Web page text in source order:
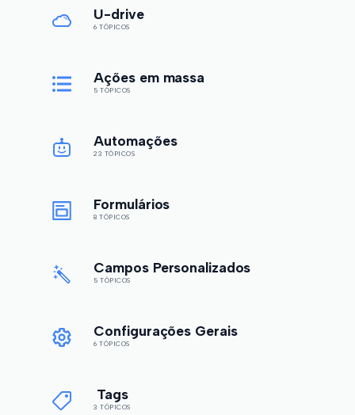
U-drive
6 TÓPICOS
Ações em massa
5 TÓPICOS
Automações
23 TÓPICOS
Formulários
8 TÓPICOS
Campos Personalizados
5 TÓPICOS
Configurações Gerais
6 TÓPICOS
Tags
3 TÓPICOS